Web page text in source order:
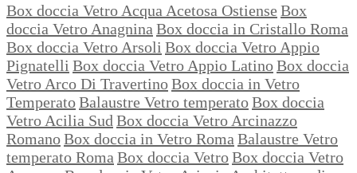
Box doccia Vetro Acqua Acetosa Ostiense Box
doccia Vetro Anagnina Box doccia in Cristallo Roma
Box doccia Vetro Arsoli Box doccia Vetro Appio
Pignatelli Box doccia Vetro Appio LatinoBox doccia
Vetro Arco Di TravertinoBox doccia in Vetro
TemperatoBalaustre Vetro temperatoBox doccia
Vetro Acilia Sud Box doccia Vetro Arcinazzo
RomanoBox doccia in Vetro Roma Balaustre Vetro
temperato Roma Box doccia VetroBox doccia Vetro